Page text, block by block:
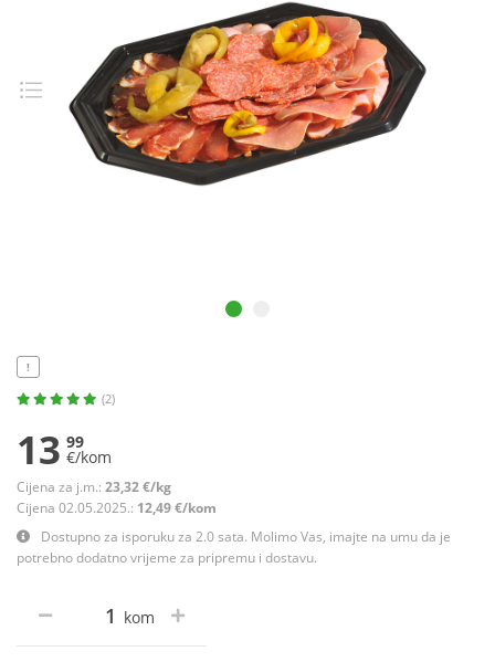
!
(2)
13 99
€/kom
Cijena za j.m.: 23,32 €/kg
Cijena 02.05.2025.: 12,49 €/kom
Dostupno za isporuku za 2.0 sata. Molimo Vas, imajte na umu da je
potrebno dodatno vrijeme za pripremu i dostavu.
kom